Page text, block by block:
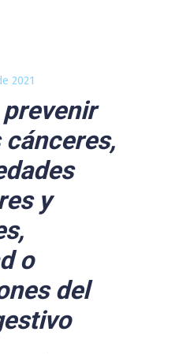
2021
y
o
del